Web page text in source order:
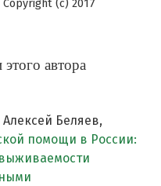
(c) 2017
автора
Беляев,
помощи в России: